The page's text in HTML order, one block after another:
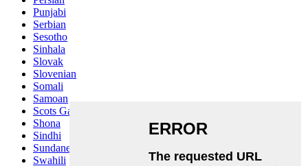
Punjabi
Serbian
Sesotho
Sinhala
Slovak
Slovenian
Somali
Samoan
Scots Gaelic
Shona
Sindhi
Sundanese
Swahili